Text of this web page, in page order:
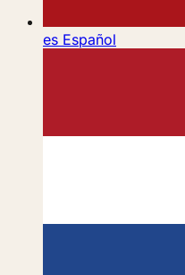
es Español